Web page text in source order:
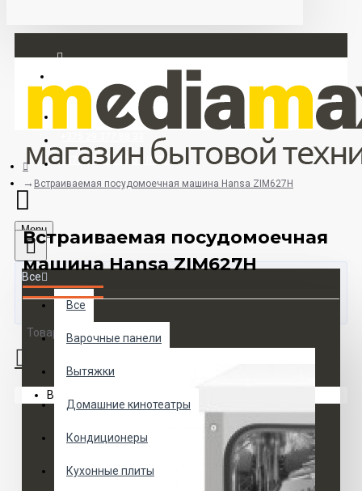
Регистрация
+375 33 673 17 31 (МТС)
Menu
Все
Все
Варочные панели
Вытяжки
Домашние кинотеатры
Кондиционеры
Кухонные плиты
Товаров 0 (0 руб.)
Ваша корзина пуста!
Встраиваемая посудомоечная машина Hansa ZIM627H
Встраиваемая посудомоечная
машина Hansa ZIM627H